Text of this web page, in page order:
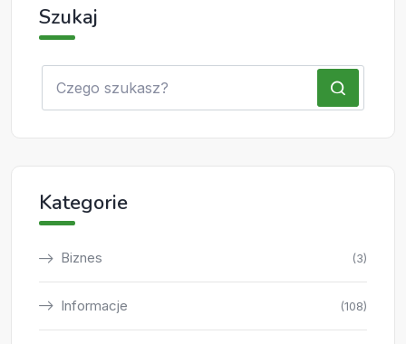
Szukaj
Kategorie
Biznes (3)
Informacje (108)